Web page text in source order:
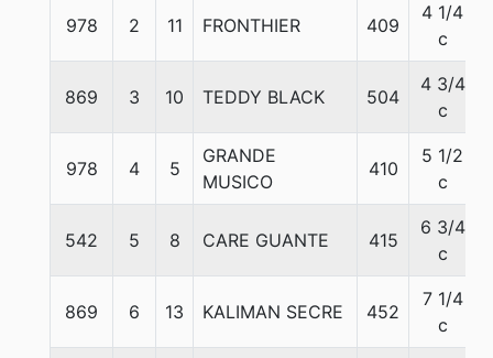
978 2 11 FRONTHIER 409
4 1/4
c
869 3 10 TEDDY BLACK 504
4 3/4
c
978 4 5
GRANDE
MUSICO
410
5 1/2
c
542 5 8 CARE GUANTE 415
6 3/4
c
869 6 13 KALIMAN SECRE 452
7 1/4
c